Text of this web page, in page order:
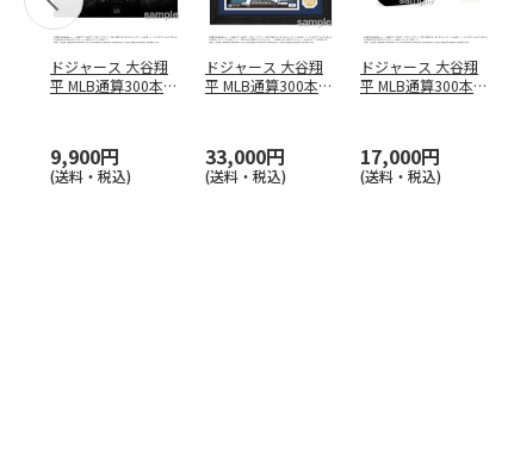
ドジャース 大谷翔
平 MLB通算300本塁
9,900円
(送料・税込)
ドジャース 大谷翔
平 MLB通算300本塁
33,000円
(送料・税込)
ドジャース 大谷翔
平 MLB通算300本塁
17,000円
(送料・税込)